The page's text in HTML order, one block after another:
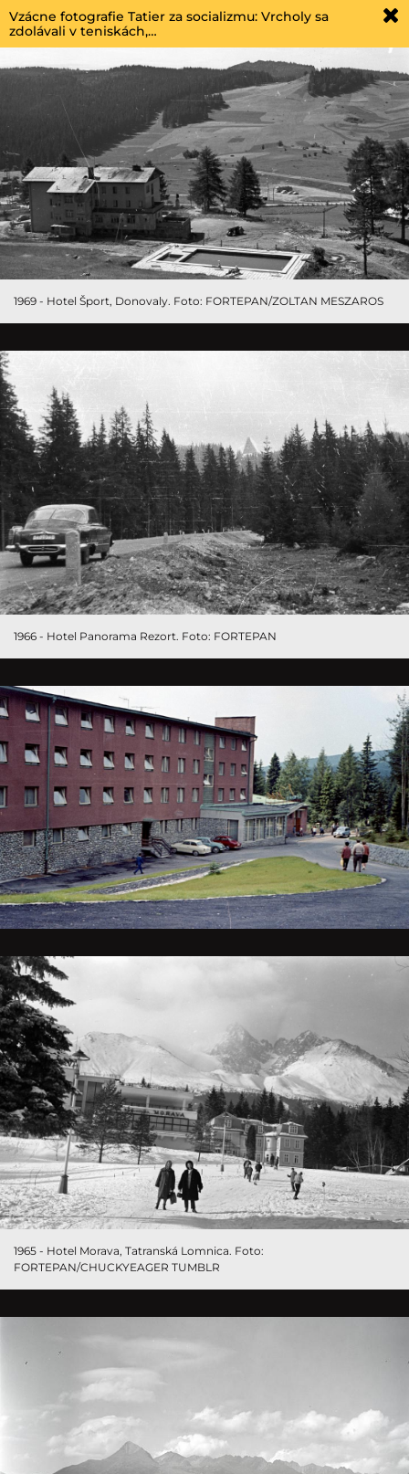
Vzácne fotografie Tatier za socializmu: Vrcholy sa
zdolávali v teniskách,…
1969 - Hotel Šport, Donovaly. Foto: FORTEPAN/ZOLTAN MESZAROS
1966 - Hotel Panorama Rezort. Foto: FORTEPAN
1965 - Hotel Morava, Tatranská Lomnica. Foto:
FORTEPAN/CHUCKYEAGER TUMBLR